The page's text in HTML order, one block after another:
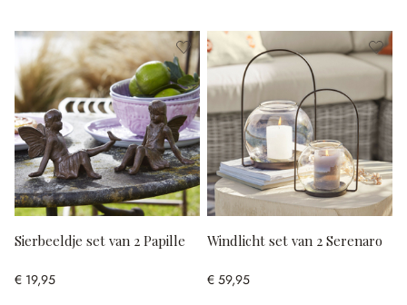
Sierbeeldje set van 2 Papille
€ 19,95
Windlicht set van 2 Serenaro
€ 59,95